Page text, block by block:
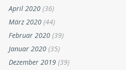
April 2020 (36)
März 2020 (44)
Februar 2020 (39)
Januar 2020 (35)
Dezember 2019 (39)